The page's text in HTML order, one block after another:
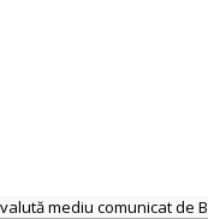
mediu comunicat de